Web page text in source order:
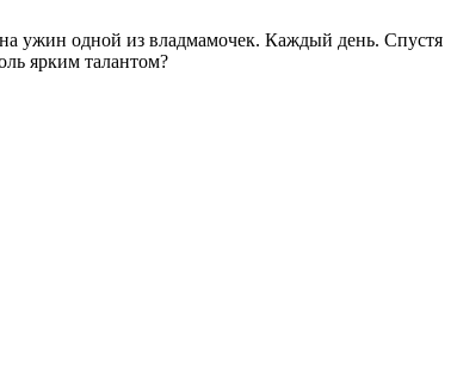
ужин одной из владмамочек. Каждый день. Спустя
ярким талантом?